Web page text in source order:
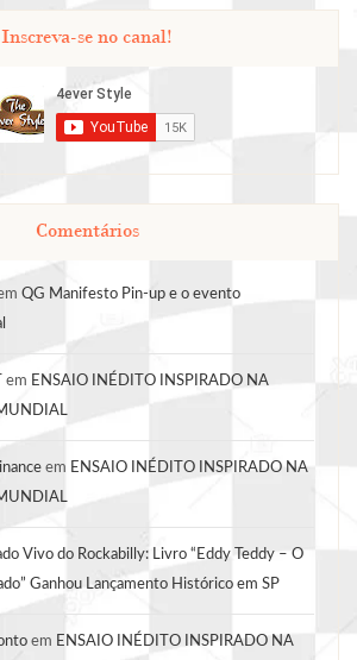
Inscreva-se no canal!
Comentários
QG Manifesto Pin-up e o evento
em ENSAIO INÉDITO INSPIRADO NA
em ENSAIO INÉDITO INSPIRADO NA
Vivo do Rockabilly: Livro “Eddy Teddy – O
Ganhou Lançamento Histórico em SP
em ENSAIO INÉDITO INSPIRADO NA